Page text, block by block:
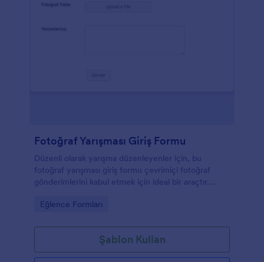
Fotoğraf Yarışması Giriş Formu
Düzenli olarak yarışma düzenleyenler için, bu
fotoğraf yarışması giriş formu çevrimiçi fotoğraf
gönderimlerini kabul etmek için ideal bir araçtır.
sağlar ve kullanıcıların fotoğrafın çekildiği konum da
sağlayabilecekleri bir alandır. Fotoğraf yarışması giriş
şablonu organizatörler tarafından yarışmacılara
başlangıç ve bitiş tarihleri hakkında bilgi vermek için
Go to Category:
Eğlence Formları
Şablon Kullan